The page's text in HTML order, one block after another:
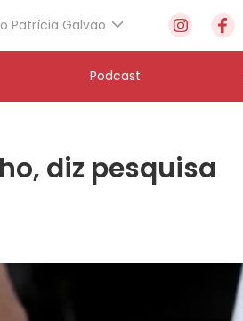
Patrícia Galvão
Podcast
diz pesquisa